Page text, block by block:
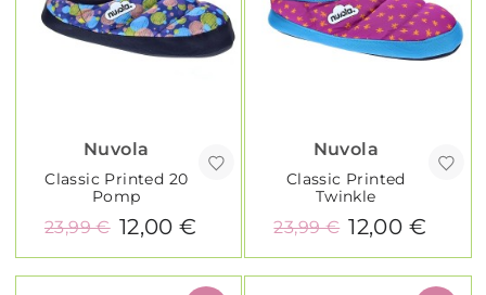
Nuvola
Classic Printed 20
Pomp
12,00 €
23,99 €
Nuvola
Classic Printed
Twinkle
12,00 €
23,99 €